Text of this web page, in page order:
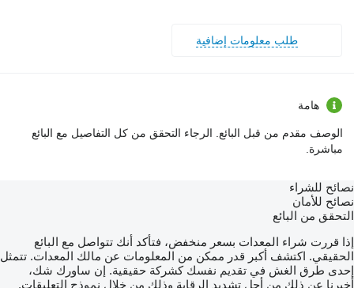
طلب معلومات إضافية
هامة
الوصف مقدم من قبل البائع. الرجاء التحقق من كل التفاصيل مع البائع
مباشرة.
نصائح للشراء
نصائح للأمان
التحقق من البائع
إذا قررت شراء المعدات بسعر منخفض، فتأكد أنك تتواصل مع البائع
الحقيقي. اكتشف أكبر قدر ممكن من المعلومات عن مالك المعدات. تتمثل
إحدى طرق الغش في تقديم نفسك كشركة حقيقية. إن ساورك شك،
أخبرنا عن ذلك من أجل تشديد الرقابة وذلك من خلال نموذج التعليقات.